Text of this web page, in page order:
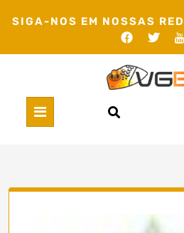
SIGA-NOS EM NOSSAS